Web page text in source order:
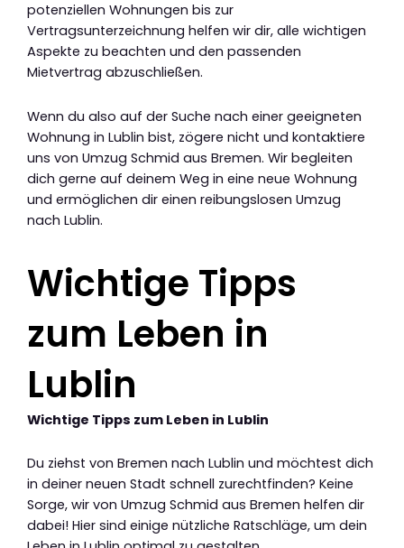
potenziellen Wohnungen bis zur
Vertragsunterzeichnung helfen wir dir, alle wichtigen
Aspekte zu beachten und den passenden
Mietvertrag abzuschließen.
Wenn du also auf der Suche nach einer geeigneten
Wohnung in Lublin bist, zögere nicht und kontaktiere
uns von Umzug Schmid aus Bremen. Wir begleiten
dich gerne auf deinem Weg in eine neue Wohnung
und ermöglichen dir einen reibungslosen Umzug
nach Lublin.
Wichtige Tipps
zum Leben in
Lublin
Wichtige Tipps zum Leben in Lublin
Du ziehst von Bremen nach Lublin und möchtest dich
in deiner neuen Stadt schnell zurechtfinden? Keine
Sorge, wir von Umzug Schmid aus Bremen helfen dir
dabei! Hier sind einige nützliche Ratschläge, um dein